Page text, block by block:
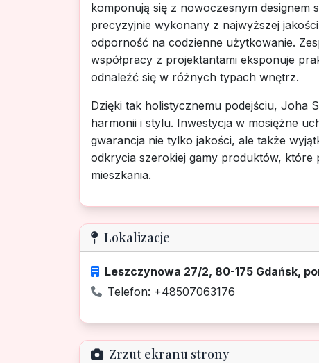
komponują się z nowoczesnym designem
precyzyjnie wykonany z najwyższej
odporność na codzienne użytkowanie.
współpracy z projektantami eksponuje
odnaleźć się w różnych typach wnętrz.
Dzięki tak holistycznemu podejściu, Joha
harmonii i stylu. Inwestycja w mosiężne
gwarancja nie tylko jakości, ale także
odkrycia szerokiej gamy produktów, które
mieszkania.
Lokalizacje
Leszczynowa 27/2, 80-175 Gdańsk,
Telefon: +48507063176
Zrzut ekranu strony